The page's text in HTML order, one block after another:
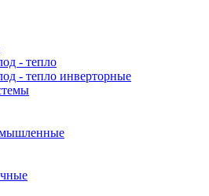
- тепло
- тепло инверторные